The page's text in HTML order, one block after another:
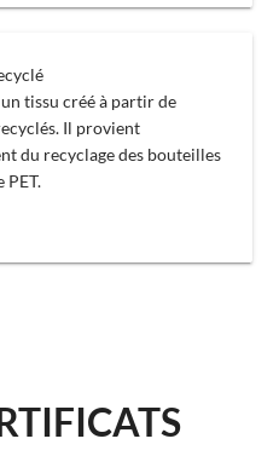
un tissu créé à partir de
Il provient
du recyclage des bouteilles
PET.